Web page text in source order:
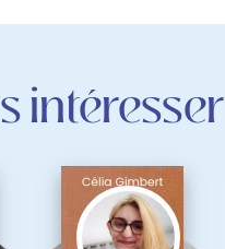
intéresser